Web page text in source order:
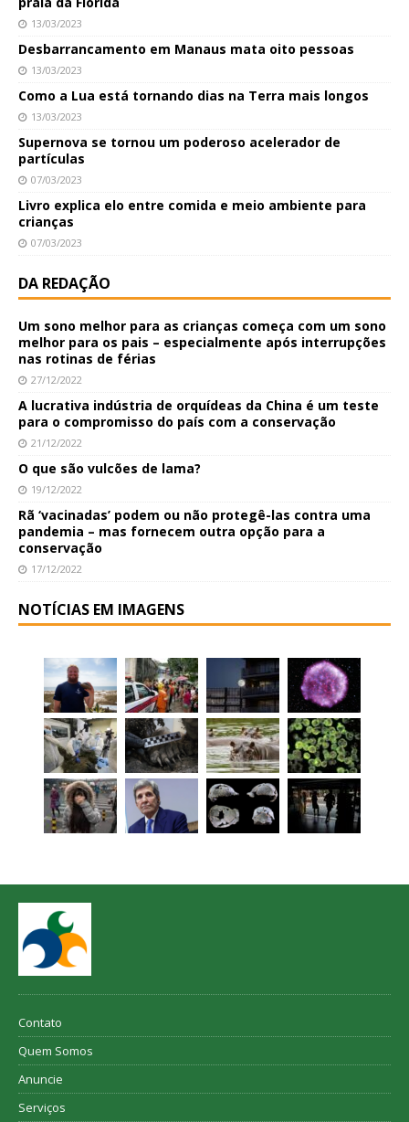
13/03/2023
Desbarrancamento em Manaus mata oito pessoas
13/03/2023
Como a Lua está tornando dias na Terra mais longos
13/03/2023
Supernova se tornou um poderoso acelerador de
partículas
07/03/2023
Livro explica elo entre comida e meio ambiente para
crianças
07/03/2023
DA REDAÇÃO
Um sono melhor para as crianças começa com um sono
melhor para os pais – especialmente após interrupções
nas rotinas de férias
27/12/2022
A lucrativa indústria de orquídeas da China é um teste
para o compromisso do país com a conservação
21/12/2022
O que são vulcões de lama?
19/12/2022
Rã ‘vacinadas’ podem ou não protegê-las contra uma
pandemia – mas fornecem outra opção para a
conservação
17/12/2022
NOTÍCIAS EM IMAGENS
Contato
Quem Somos
Anuncie
Serviços